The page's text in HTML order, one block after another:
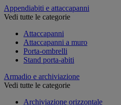
Appendiabiti e attaccapanni
Vedi tutte le categorie
Attaccapanni
Attaccapanni a muro
Porta-ombrelli
Stand porta-abiti
Armadio e archiviazione
Vedi tutte le categorie
Archiviazione orizzontale